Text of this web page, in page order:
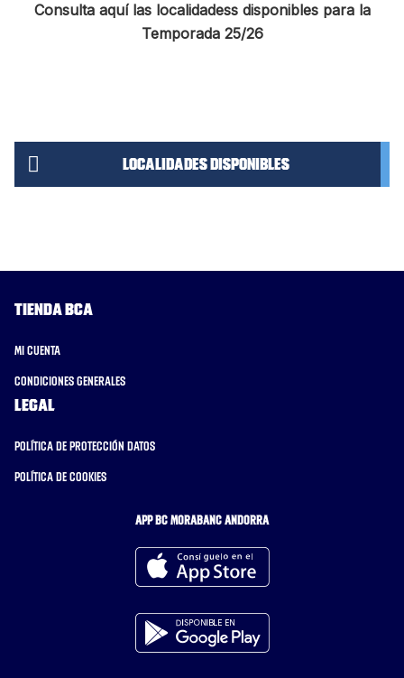
Consulta aquí las localidadess disponibles para la
Temporada 25/26
Localidades disponibles
Tienda BCA
Mi cuenta
Condiciones generales
Legal
Política de protección datos
Política de cookies
APP BC MORABANC ANDORRA